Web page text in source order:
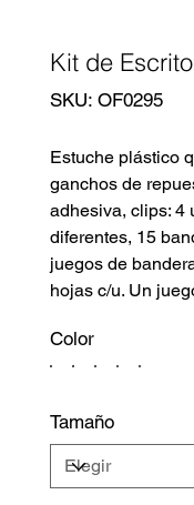
Kit de
SKU: SKU
OF0295
OF0295
Estuche plástico
ganchos de
adhesiva, clips: 4
diferentes, 15
juegos de
hojas c/u. Un
Color
Tamaño